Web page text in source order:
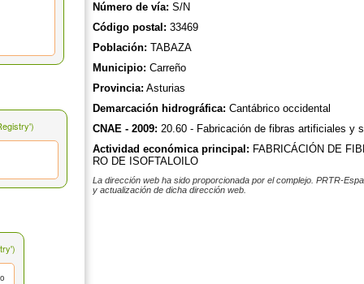
Número de vía: S/N
Código postal: 33469
Población: TABAZA
Municipio: Carreño
Provincia: Asturias
Demarcación hidrográfica: Cantábrico occidental
CNAE - 2009: 20.60 - Fabricación de fibras artificiales y
Actividad económica principal: FABRICÁCIÓN DE
RO DE ISOFTALOILO
La dirección web ha sido proporcionada por el complejo. PRTR-
y actualización de dicha dirección web.